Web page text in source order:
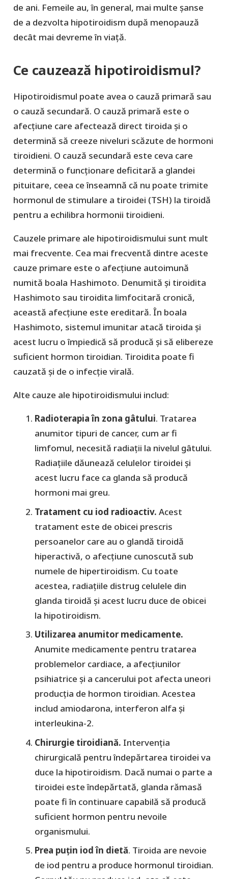
de ani. Femeile au, în general, mai multe șanse
de a dezvolta hipotiroidism după menopauză
decât mai devreme în viață.
Ce cauzează hipotiroidismul?
Hipotiroidismul poate avea o cauză primară sau
o cauză secundară. O cauză primară este o
afecțiune care afectează direct tiroida și o
determină să creeze niveluri scăzute de hormoni
tiroidieni. O cauză secundară este ceva care
determină o funcționare deficitară a glandei
pituitare, ceea ce înseamnă că nu poate trimite
hormonul de stimulare a tiroidei (TSH) la tiroidă
pentru a echilibra hormonii tiroidieni.
Cauzele primare ale hipotiroidismului sunt mult
mai frecvente. Cea mai frecventă dintre aceste
cauze primare este o afecțiune autoimună
numită boala Hashimoto. Denumită și tiroidita
Hashimoto sau tiroidita limfocitară cronică,
această afecțiune este ereditară. În boala
Hashimoto, sistemul imunitar atacă tiroida și
acest lucru o împiedică să producă și să elibereze
suficient hormon tiroidian. Tiroidita poate fi
cauzată și de o infecție virală.
Alte cauze ale hipotiroidismului includ:
Radioterapia în zona gâtului. Tratarea
anumitor tipuri de cancer, cum ar fi
limfomul, necesită radiații la nivelul gâtului.
Radiațiile dăunează celulelor tiroidei și
acest lucru face ca glanda să producă
hormoni mai greu.
Tratament cu iod radioactiv. Acest
tratament este de obicei prescris
persoanelor care au o glandă tiroidă
hiperactivă, o afecțiune cunoscută sub
numele de hipertiroidism. Cu toate
acestea, radiațiile distrug celulele din
glanda tiroidă și acest lucru duce de obicei
la hipotiroidism.
Utilizarea anumitor medicamente.
Anumite medicamente pentru tratarea
problemelor cardiace, a afecțiunilor
psihiatrice și a cancerului pot afecta uneori
producția de hormon tiroidian. Acestea
includ amiodarona, interferon alfa și
interleukina-2.
Chirurgie tiroidiană. Intervenția
chirurgicală pentru îndepărtarea tiroidei va
duce la hipotiroidism. Dacă numai o parte a
tiroidei este îndepărtată, glanda rămasă
poate fi în continuare capabilă să producă
suficient hormon pentru nevoile
organismului.
Prea puțin iod în dietă. Tiroida are nevoie
de iod pentru a produce hormonul tiroidian.